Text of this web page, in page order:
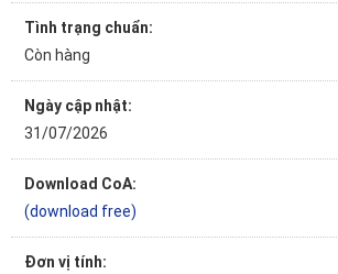
Tình trạng chuẩn:
Còn hàng
Ngày cập nhật:
31/07/2026
Download CoA:
(download free)
Đơn vị tính: